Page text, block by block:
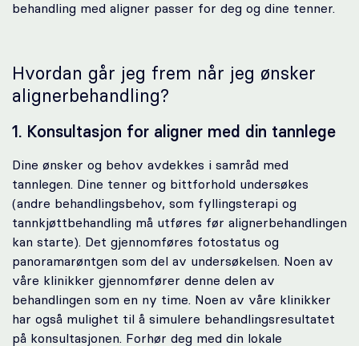
behandling med aligner passer for deg og dine tenner.
Hvordan går jeg frem når jeg ønsker
alignerbehandling?
1. Konsultasjon for aligner med din tannlege
Dine ønsker og behov avdekkes i samråd med
tannlegen. Dine tenner og bittforhold undersøkes
(andre behandlingsbehov, som fyllingsterapi og
tannkjøttbehandling må utføres før alignerbehandlingen
kan starte). Det gjennomføres fotostatus og
panoramarøntgen som del av undersøkelsen. Noen av
våre klinikker gjennomfører denne delen av
behandlingen som en ny time. Noen av våre klinikker
har også mulighet til å simulere behandlingsresultatet
på konsultasjonen. Forhør deg med din lokale